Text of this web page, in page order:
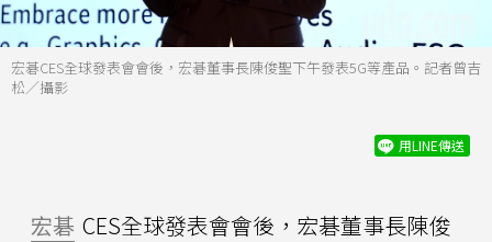
宏碁CES全球發表會會後，宏碁董事長陳俊聖下午發表5G等產品。記者曾吉
松／攝影
用LINE傳送
宏碁 CES全球發表會會後，宏碁董事長陳俊